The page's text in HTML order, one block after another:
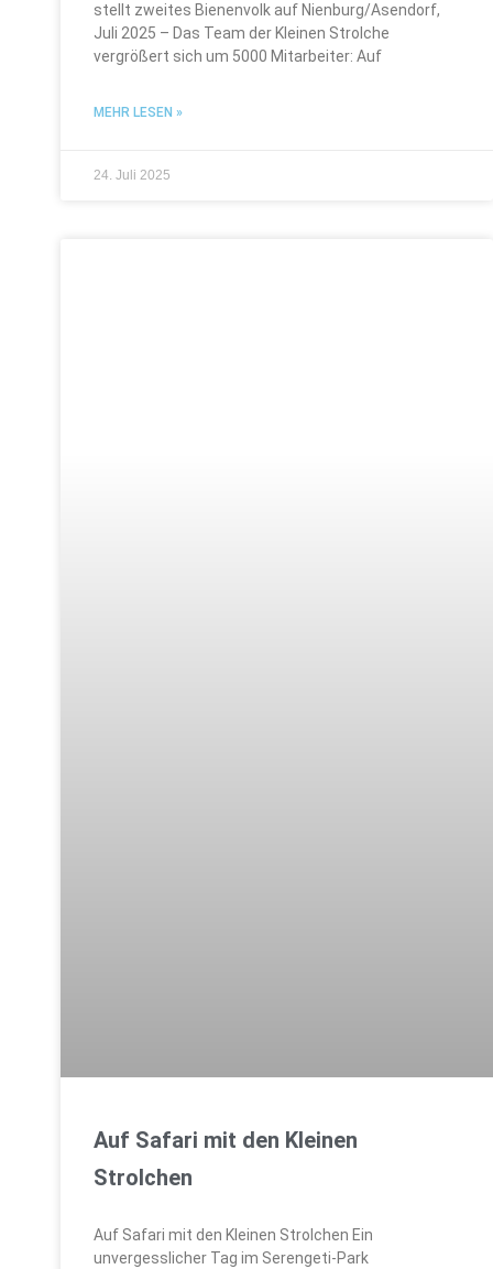
stellt zweites Bienenvolk auf Nienburg/Asendorf,
Juli 2025 – Das Team der Kleinen Strolche
vergrößert sich um 5000 Mitarbeiter: Auf
MEHR LESEN »
24. Juli 2025
Auf Safari mit den Kleinen
Strolchen
Auf Safari mit den Kleinen Strolchen Ein
unvergesslicher Tag im Serengeti-Park